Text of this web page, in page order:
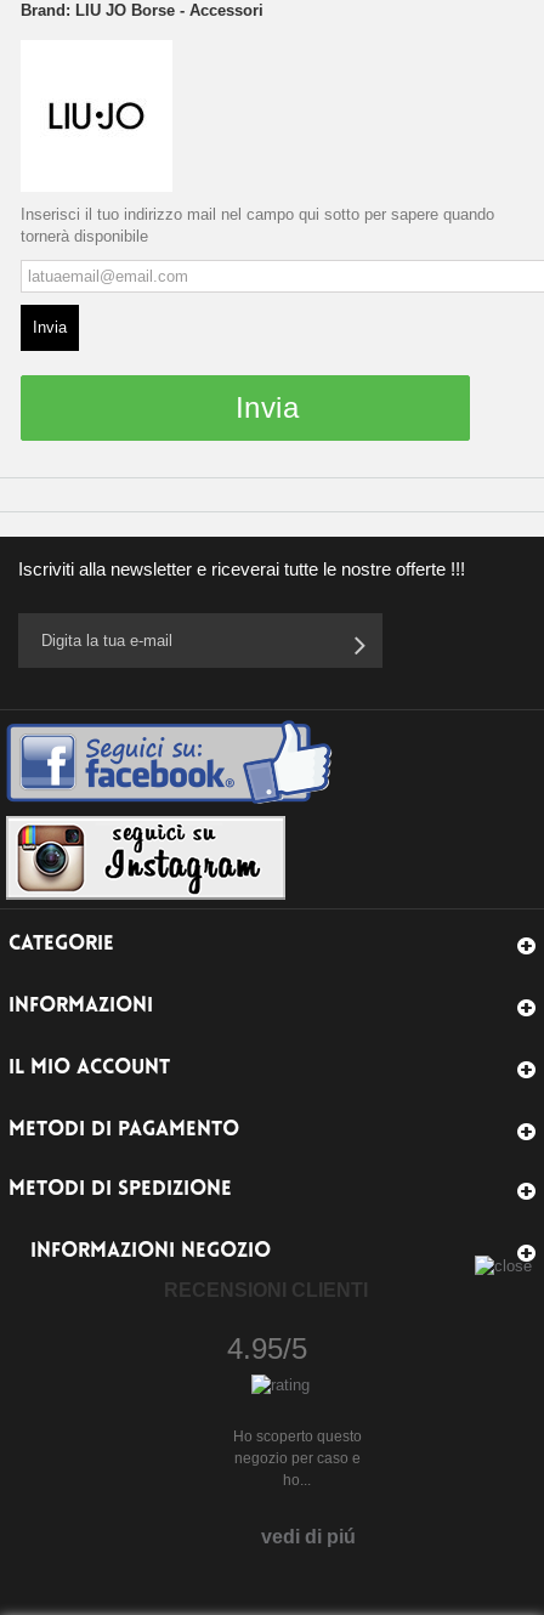
Brand: LIU JO Borse - Accessori
Inserisci il tuo indirizzo mail nel campo qui sotto per sapere quando
tornerà disponibile
Invia
Invia
Iscriviti alla newsletter e riceverai tutte le nostre offerte !!!
CATEGORIE
INFORMAZIONI
IL MIO ACCOUNT
METODI DI PAGAMENTO
METODI DI SPEDIZIONE
INFORMAZIONI NEGOZIO
RECENSIONI CLIENTI
4.95/5
Ho scoperto questo
negozio per caso e
ho...
vedi di piú